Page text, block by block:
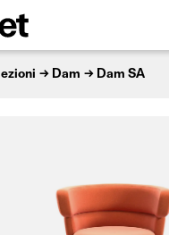
Dam Dam SA